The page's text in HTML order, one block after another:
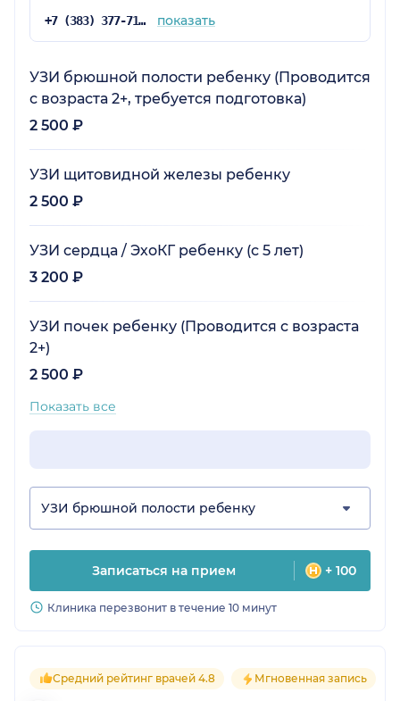
+7 (383) 377-71-46 показать
УЗИ брюшной полости ребенку (Проводится
с возраста 2+, требуется подготовка)
2 500 ₽
УЗИ щитовидной железы ребенку
2 500 ₽
УЗИ сердца / ЭхоКГ ребенку (с 5 лет)
3 200 ₽
УЗИ почек ребенку (Проводится с возраста
2+)
2 500 ₽
Показать все
УЗИ брюшной полости ребенку
Записаться на прием + 100
Клиника перезвонит в течение 10 минут
Средний рейтинг врачей 4.8 Мгновенная запись